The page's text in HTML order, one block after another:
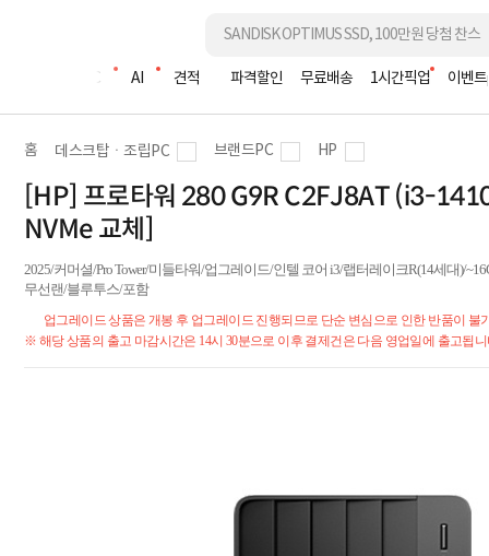
조립PC AI 견적 파격할인 무료배송 1시간픽업 이벤트
홈 데스크탑ㆍ조립PC 브랜드PC HP
[HP] 프로타워 280 G9R C2FJ8AT (i3-
NVMe 교체]
2025/커머셜/Pro Tower/미들타워/업그레이드/인텔 코어 i3/랩터레이크R(14세대)/
무선랜/블루투스/포함
업그레이드 상품은 개봉 후 업그레이드 진행되므로 단순 변심으로 인한 반품이 불
※ 해당 상품의 출고 마감시간은 14시 30분으로 이후 결제건은 다음 영업일에 출고됩니